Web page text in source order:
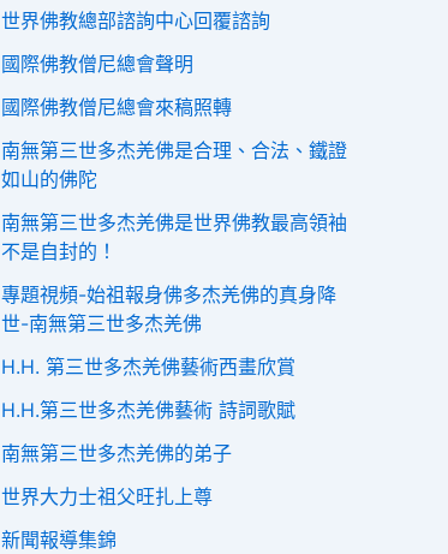
世界佛教總部諮詢中心回覆諮詢
國際佛教僧尼總會聲明
國際佛教僧尼總會來稿照轉
南無第三世多杰羌佛是合理、合法、鐵證
如山的佛陀
南無第三世多杰羌佛是世界佛教最高領袖
不是自封的！
專題視頻-始祖報身佛多杰羌佛的真身降
世-南無第三世多杰羌佛
H.H. 第三世多杰羌佛藝術西畫欣賞
H.H.第三世多杰羌佛藝術 詩詞歌賦
南無第三世多杰羌佛的弟子
世界大力士祖父旺扎上尊
新聞報導集錦